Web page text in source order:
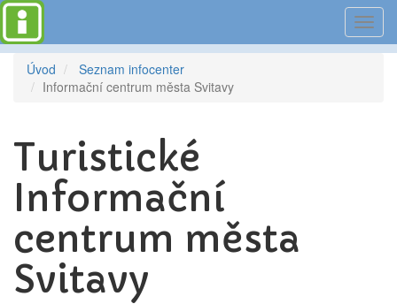
Úvod
Seznam infocenter
Informační centrum města Svitavy
Turistické
Informační
centrum města
Svitavy